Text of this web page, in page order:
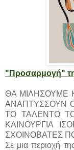
"Προσαρμογή"
ΘΑ ΜΙΛΗΣΟΥΜΕ
ΑΝΑΠΤΥΣΣΟΥΝ
ΤΟ ΤΑΛΕΝΤΟ
ΚΑΙΝΟΥΡΓΙΑ
ΣΧΟΙΝΟΒΑΤΕΣ
Σε μια περιοχή